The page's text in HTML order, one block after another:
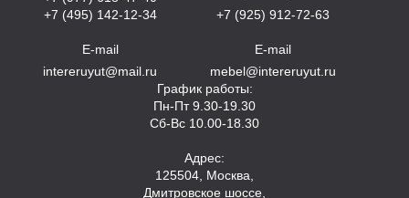
+7 (495) 142-12-34
E-mail
intereruyut@mail.ru
+7 (925) 912-72-63
E-mail
mebel@intereruyut.ru
График работы:
Пн-Пт 9.30-19.30
Сб-Вс 10.00-18.30
Адрес:
125504, Москва,
Дмитровское шоссе,